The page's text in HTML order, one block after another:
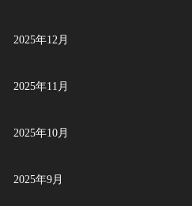
2025年12月
2025年11月
2025年10月
2025年9月